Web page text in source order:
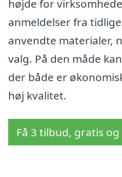
højde for
anmeldelser fra
anvendte materialer,
valg. På den måde
der både er
høj kvalitet.
Få 3 tilbud, gratis